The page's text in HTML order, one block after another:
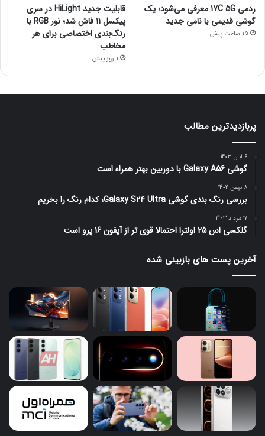
ردمی 17C 5G معرفی می‌شود؛ یک
گوشی قدیمی با نامی جدید
15 ساعت پیش
قابلیت جدید HiLight در سری
پیکسل 11 فاش شد؛ نور RGB با
رنگ‌بندی اختصاصی برای هر
مخاطب
1 روز پیش
پربازدیدترین مطالب
6 آبان 1403
گوشی Galaxy A56 با دوربین بهتر همراه است
8 بهمن 1402
بررسی رنگ بندی گوشی Galaxy S24 Ultra؛ کدام رنگ را بخریم
17 مرداد 1403
گلکسی اس 25 اولترا احتمالا قوی تر از آیفون 16 پرو است
آخرین پست های بازبینی شده